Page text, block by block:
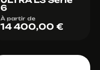
6
À partir de
14 400,00 €